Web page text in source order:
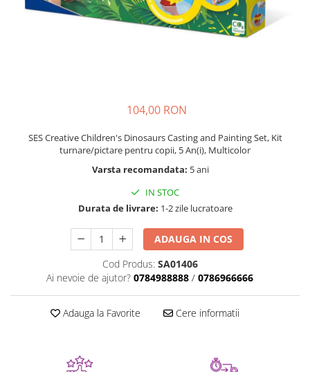
Jucarii interactive
Bucatarii pentru copii
Banc de lucru pentru copii
Bormasina magica
Costum Halloween Copii
Papusi si Bebelusi Reborn
Jucarii cu Dinozauri
Figurine cu animale domestice
Figurine plus
Jucarii Montessori
104,00 RON
SES Creative Children's Dinosaurs Casting and Painting Set, Kit
turnare/pictare pentru copii, 5 An(i), Multicolor
Varsta recomandata: 5 ani
IN STOC
Durata de livrare: 1-2 zile lucratoare
ADAUGA IN COS
Cod Produs: SA01406
Ai nevoie de ajutor? 0784988888 / 0786966666
Adauga la Favorite Cere informatii